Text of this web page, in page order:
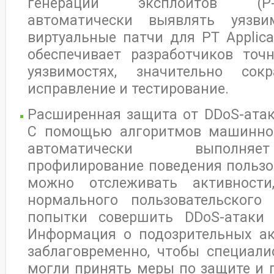
автоматически выявлять
виртуальные патчи для PT
обеспечивает разработчиков
уязвимостях, значительно
исправление и тестирование.
Расширенная защита от DDoS-
С помощью алгоритмов
автоматически
профилирование поведения
можно отслеживать
нормального
попытки совершить DDoS-
Информация о подозрительных
заблаговременно, чтобы
могли принять меры по защите и